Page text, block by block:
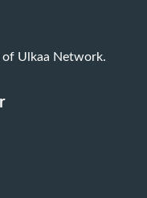
of Ulkaa Network.